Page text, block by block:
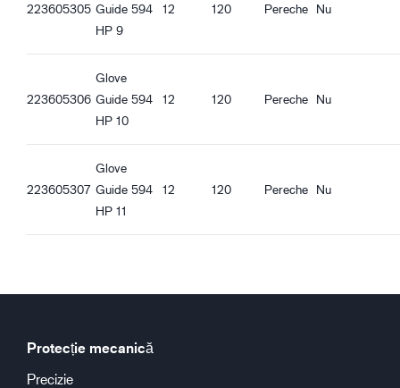
223605305 Guide 594
HP 9
12 120 Pereche Nu
223605306
Glove
Guide 594
HP 10
12 120 Pereche Nu
223605307
Glove
Guide 594
HP 11
12 120 Pereche Nu
Protecție mecanică
Precizie